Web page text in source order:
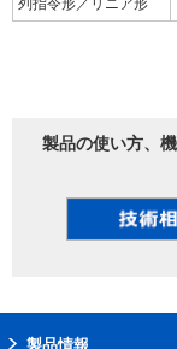
列指令形／リニア形
製品の使い方、
製品情報